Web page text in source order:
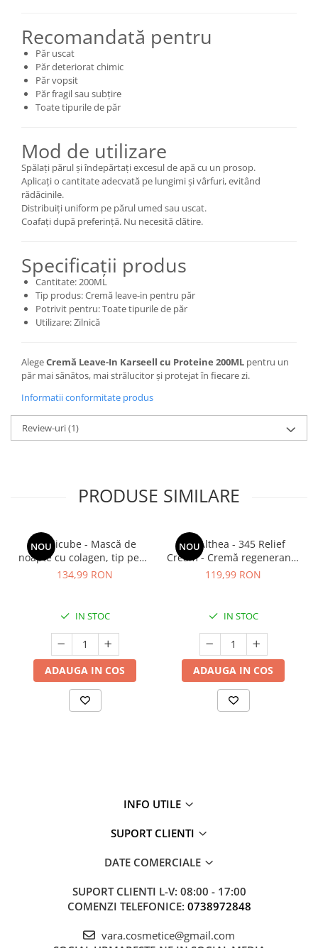
Recomandată pentru
Păr uscat
Păr deteriorat chimic
Păr vopsit
Păr fragil sau subțire
Toate tipurile de păr
Mod de utilizare
Spălați părul și îndepărtați excesul de apă cu un prosop.
Aplicați o cantitate adecvată pe lungimi și vârfuri, evitând
rădăcinile.
Distribuiți uniform pe părul umed sau uscat.
Coafați după preferință. Nu necesită clătire.
Specificații produs
Cantitate: 200ML
Tip produs: Cremă leave-in pentru păr
Potrivit pentru: Toate tipurile de păr
Utilizare: Zilnică
AlegeCremă Leave-In Karseell cu Proteine 200ML pentru un
păr mai sănătos, mai strălucitor și protejat în fiecare zi.
Informatii conformitate produs
Review-uri(1)
PRODUSE SIMILARE
NOU
Medicube - Mască de
noapte cu colagen, tip peel-
off (se îndepărtează prin
75 ml
134,99 RON
IN STOC
ADAUGA IN COS
NOU
Dr. Althea - 345 Relief
Cream - Cremă regenerantă
pentru față - 50 ml
119,99 RON
IN STOC
ADAUGA IN COS
INFO UTILE
SUPORT CLIENTI
DATE COMERCIALE
SUPORT CLIENTI L-V: 08:00 - 17:00
COMENZI TELEFONICE: 0738972848
vara.cosmetice@gmail.com